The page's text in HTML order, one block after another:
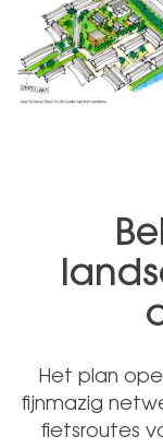
Het plan
fijnmazig
fietsroutes